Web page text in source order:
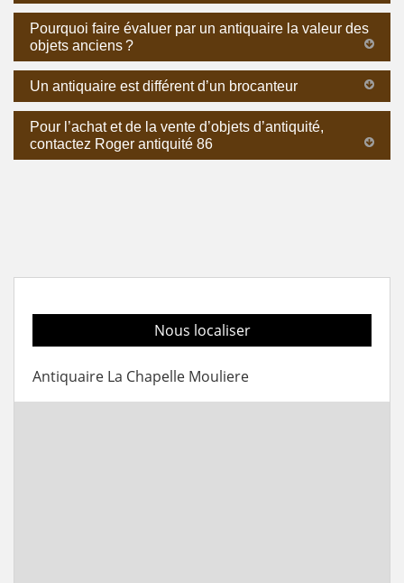
Pourquoi faire évaluer par un antiquaire la valeur des
objets anciens ?
Un antiquaire est différent d’un brocanteur
Pour l’achat et de la vente d’objets d’antiquité,
contactez Roger antiquité 86
Nous localiser
Antiquaire La Chapelle Mouliere